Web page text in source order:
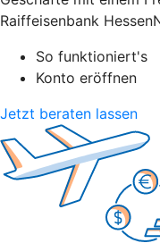
Raiffeisenbank
So funktioniert's
Konto eröffnen
Jetzt beraten lassen